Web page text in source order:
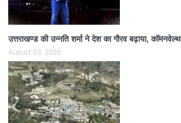
उत्तराखण्ड की उन्नति शर्मा ने देश का गौरव बढ़ाया,
August 03, 2026